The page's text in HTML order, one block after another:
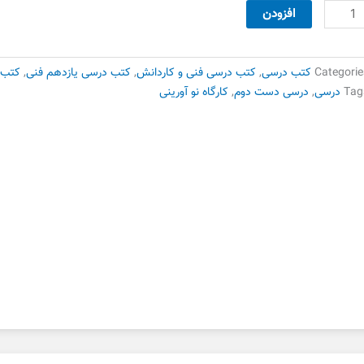
کتاب
افزودن
کتب درسی, کتب درسی فنی و کاردانش, کتب درسی یازدهم فنی,
درسی, درسی دست دوم, کارگاه نو آورینی